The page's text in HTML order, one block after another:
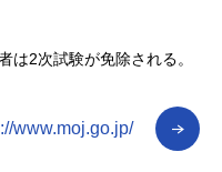
は2次試験が免除される。
www.moj.go.jp/